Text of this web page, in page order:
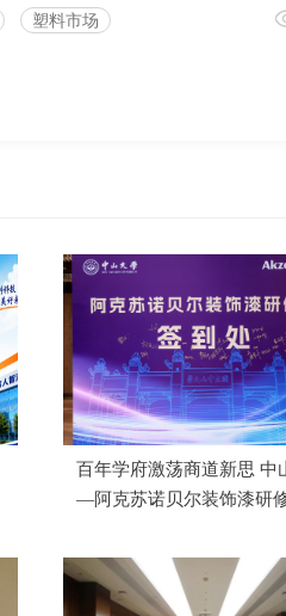
塑料市场
百年学府激荡商道新思 中
—阿克苏诺贝尔装饰漆研